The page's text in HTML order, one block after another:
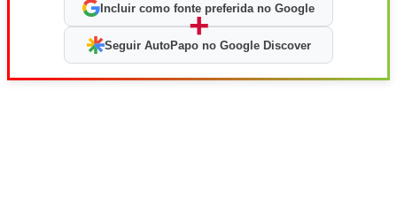
Incluir como fonte preferida no Google
+
Seguir AutoPapo no Google Discover